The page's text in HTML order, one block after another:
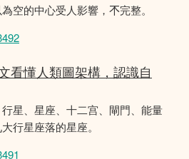
空的中心受人影響，𣎴完整。
看懂人類圖架構，認識自
星、星座、十二宫、閘門、能量
行星座落的星座。